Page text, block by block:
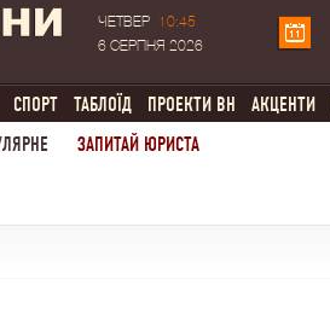
ЧЕТВЕР
10:45
6 СЕРПНЯ 2026
СПОРТ ТАБЛОЇД ПРОЕКТИ ВН АКЦЕНТИ
ЗАПИТАЙ ЮРИСТА